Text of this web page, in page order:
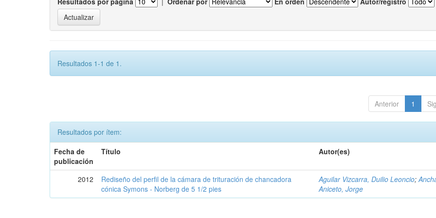
Resultados 1-1 de 1.
Anterior 1
Resultados por ítem:
Fecha de
publicación
Título Autor(es)
2012
Rediseño del perfil de la cámara de trituración de chancadora
cónica Symons - Norberg de 5 1/2 pies
Aguilar Vizcarra, Duilio Leoncio;
Aniceto, Jorge